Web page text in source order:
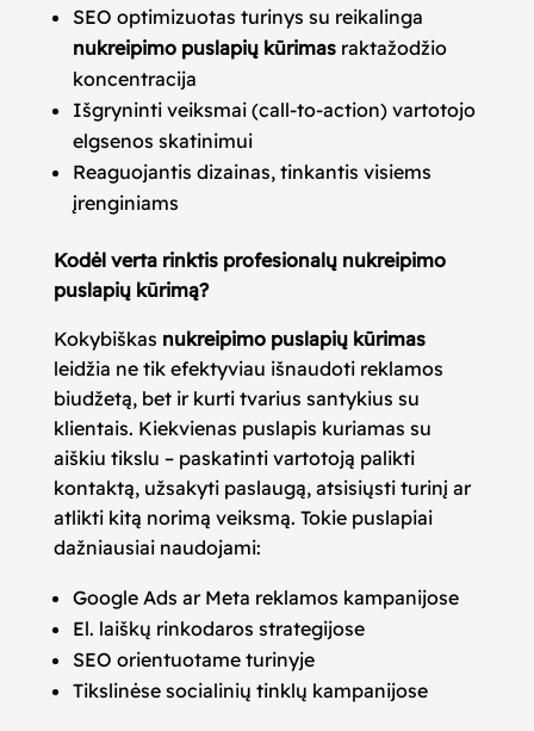
SEO optimizuotas turinys su reikalinga
nukreipimo puslapių kūrimasraktažodžio
koncentracija
Išgryninti veiksmai (call-to-action) vartotojo
elgsenos skatinimui
Reaguojantis dizainas, tinkantis visiems
įrenginiams
Kodėl verta rinktis profesionalų nukreipimo
puslapių kūrimą?
Kokybiškas nukreipimo puslapių kūrimas
leidžia ne tik efektyviau išnaudoti reklamos
biudžetą, bet ir kurti tvarius santykius su
klientais. Kiekvienas puslapis kuriamas su
aiškiu tikslu – paskatinti vartotoją palikti
kontaktą, užsakyti paslaugą, atsisiųsti turinį ar
atlikti kitą norimą veiksmą. Tokie puslapiai
dažniausiai naudojami:
Google Ads ar Meta reklamos kampanijose
El. laiškų rinkodaros strategijose
SEO orientuotame turinyje
Tikslinėse socialinių tinklų kampanijose